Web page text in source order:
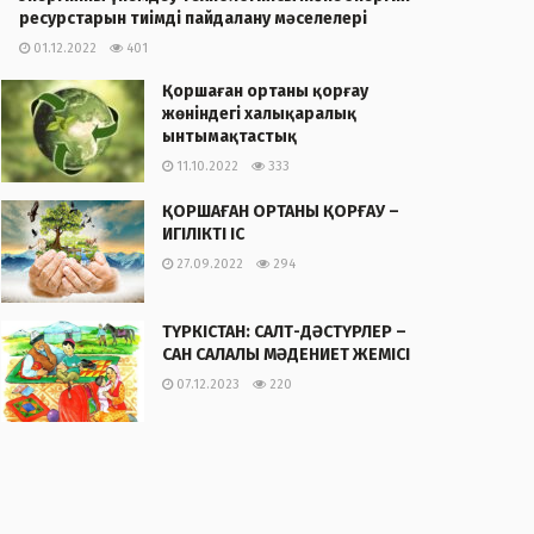
ресурстарын тиімді пайдалану мәселелері
01.12.2022 401
Қоршаған ортаны қорғау
жөніндегі халықаралық
ынтымақтастық
11.10.2022 333
ҚОРШАҒАН ОРТАНЫ ҚОРҒАУ –
ИГІЛІКТІ ІС
27.09.2022 294
ТҮРКІСТАН: САЛТ-ДӘСТҮРЛЕР –
САН САЛАЛЫ МӘДЕНИЕТ ЖЕМІСІ
07.12.2023 220